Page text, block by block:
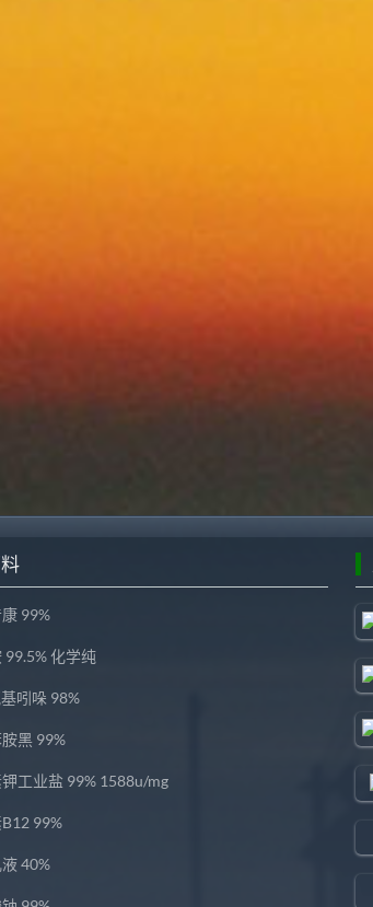
99%
99.5% 化学纯
吲哚 98%
黑 99%
工业盐 99% 1588u/mg
99%
40%